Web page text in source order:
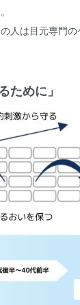
人は目元専門
ために」